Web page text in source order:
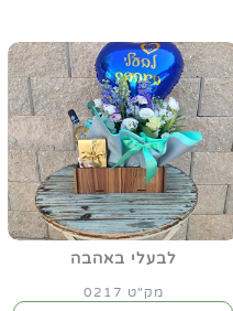
לבעלי באהבה
מק"ט 0217